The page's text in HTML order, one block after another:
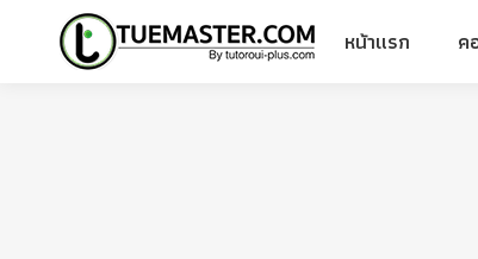
หน้าแรก ค
หน้าแรก ค